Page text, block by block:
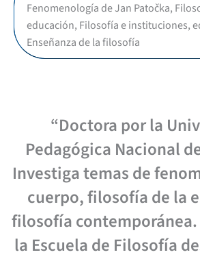
Fenomenología de Jan Patočka,
educación, Filosofía e instituciones,
Enseñanza de la filosofía
“Doctora por la
Pedagógica Nacional
Investiga temas de
cuerpo, filosofía de la
filosofía
la Escuela de Filosofía